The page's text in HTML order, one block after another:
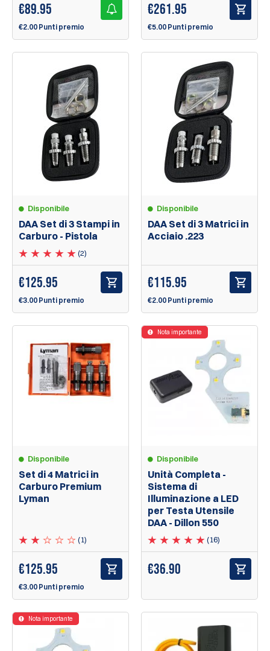
€89.95
€2.00 Punti premio
€261.95
€5.00 Punti premio
Disponibile
DAA Set di 3 Stampi in
Carburo - Pistola
(2)
€125.95
€3.00 Punti premio
Disponibile
DAA Set di 3 Matrici in
Acciaio .223
€115.95
€2.00 Punti premio
Disponibile
Set di 4 Matrici in
Carburo Premium
Lyman
(1)
€125.95
€3.00 Punti premio
Disponibile
Unità Completa -
Sistema di
Illuminazione a LED
per Testa Utensile
DAA - Dillon 550
(16)
Nota importante
€36.90
Nota importante